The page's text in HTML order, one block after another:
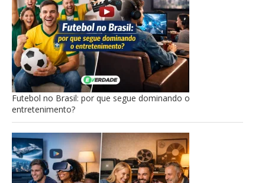
Futebol no Brasil: por que segue dominando o
entretenimento?